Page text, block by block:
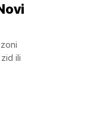
ili